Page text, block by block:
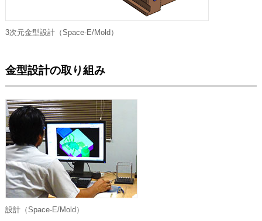
3次元金型設計（Space-E/Mold）
金型設計の取り組み
設計（Space-E/Mold）